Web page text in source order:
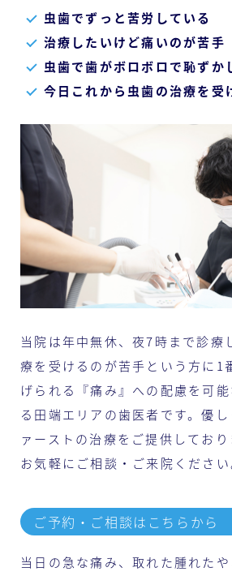
虫歯でずっと苦労している
治療したいけど痛いのが苦手
虫歯で歯がボロボロで恥ずか
今日これから虫歯の治療を受
当院は年中無休、夜7時まで診療
療を受けるのが苦手という方に1
げられる『痛み』への配慮を可
る田端エリアの歯医者です。優
ァーストの治療をご提供してお
お気軽にご相談・ご来院ください
ご予約・ご相談はこちらから
当日の急な痛み、取れた腫れた